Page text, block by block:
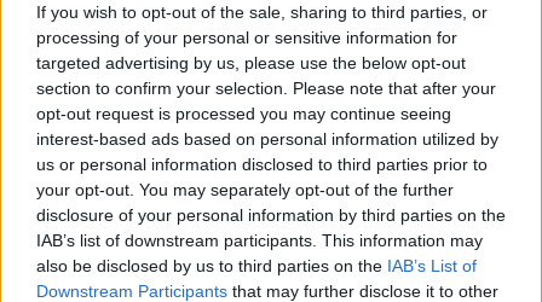
If you wish to opt-out of the sale, sharing to third parties, or
processing of your personal or sensitive information for
targeted advertising by us, please use the below opt-out
section to confirm your selection. Please note that after your
opt-out request is processed you may continue seeing
interest-based ads based on personal information utilized by
us or personal information disclosed to third parties prior to
your opt-out. You may separately opt-out of the further
disclosure of your personal information by third parties on the
IAB’s list of downstream participants. This information may
also be disclosed by us to third parties on the IAB’s List of
Downstream Participants that may further disclose it to other
feltörekvő befektetési termékekről és mindent
felforgató technológiákról beszélt a Portfolio-nak.
Property Investment Forum 2018 November 22-én újra
Property Investment Forum, Magyarország legjelentősebb
ingatlanszakmai eseménye! Új helyszínen, kiállításokkal, a
legfontosabb döntéshozókkal, egyedülálló networking
lehetőségekkel. Most early bird áron!Információ és
jelentkezés 2018 első félévben a régiós befektetési piacon
új rekordok dőltek meg, a hazai piac eredményei...